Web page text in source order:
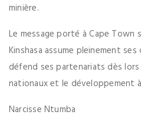
minière.
Le message porté à Cape Town
Kinshasa assume pleinement
défend ses partenariats dès
nationaux et le développement
Narcisse Ntumba